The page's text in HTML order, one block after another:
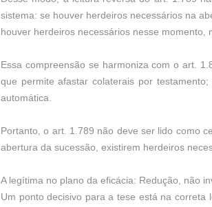
sistema: se houver herdeiros necessários na
houver herdeiros necessários nesse momento,
Essa compreensão se harmoniza com o art.
que permite afastar colaterais por
automática.
Portanto, o art. 1.789 não deve ser lido como
abertura da sucessão, existirem herdeiros
A legítima no plano da eficácia: Redução, não
Um ponto decisivo para a tese está na